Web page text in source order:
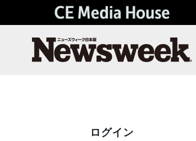
ログイン